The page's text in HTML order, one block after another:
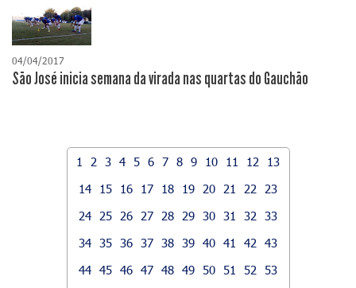
04/04/2017
São José inicia semana da virada nas quartas do Gauchão
1 2 3 4 5 6 7 8 9 10 11 12
13
14
15 16 17 18 19 20 21 22
23
24
25 26 27 28 29 30 31 32
33
34 35 36 37 38 39 40 41 42
43
44 45 46 47 48 49 50 51 52
53